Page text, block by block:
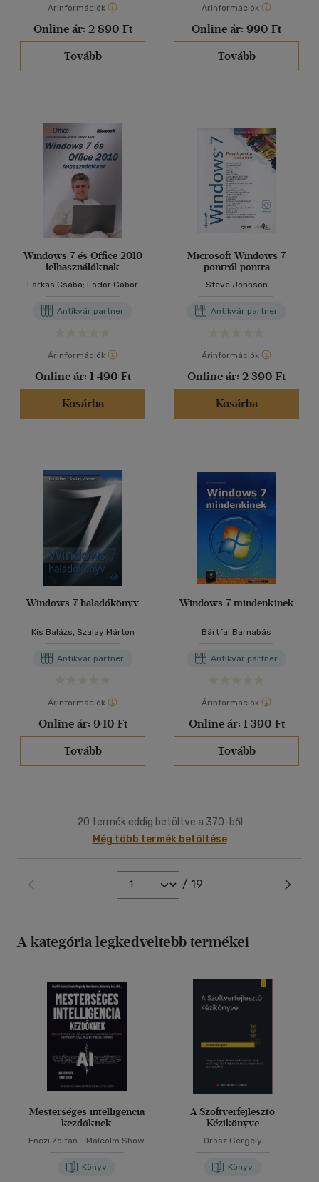
Árinformációk
Online ár: 2 890 Ft
Tovább
Árinformációk
Online ár: 990 Ft
Tovább
Windows 7 és Office 2010
felhasználóknak
Farkas Csaba; Fodor Gábor
Antikvár partner
Árinformációk
Online ár: 1 490 Ft
Kosárba
Microsoft Windows 7
pontról pontra
Steve Johnson
Antikvár partner
Árinformációk
Online ár: 2 390 Ft
Kosárba
Windows 7 haladókönyv
Kis Balázs, Szalay Márton
Antikvár partner
Árinformációk
Online ár: 940 Ft
Tovább
Windows 7 mindenkinek
Bártfai Barnabás
Antikvár partner
Árinformációk
Online ár: 1 390 Ft
Tovább
20 termék eddig betöltve a 370-ből
Még több termék betöltése
/ 19
A kategória legkedveltebb termékei
Mesterséges intelligencia
kezdőknek
Enczi Zoltán - Malcolm Show
Könyv
A Szoftverfejlesztő
Kézikönyve
Orosz Gergely
Könyv